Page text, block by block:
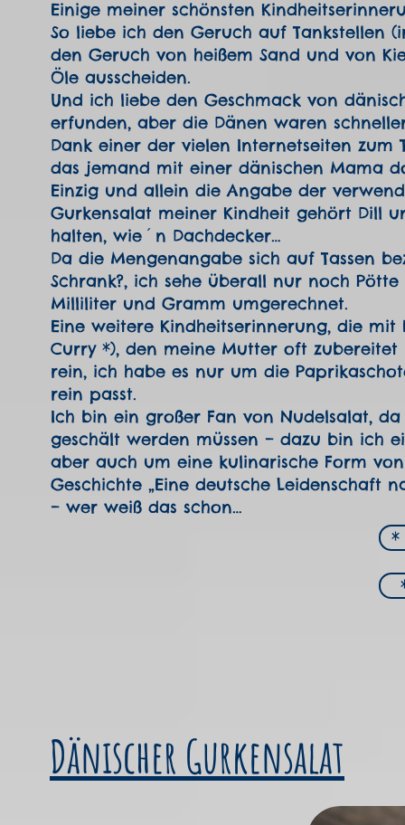
Einige meiner schönsten
So liebe ich den Geruch auf Tankstellen
den Geruch von heißem Sand und von
Öle ausscheiden.
Und ich liebe den Geschmack von
erfunden, aber die Dänen waren
Dank einer der vielen Internetseiten zum
das jemand mit einer dänischen Mama
Einzig und allein die Angabe der
Gurkensalat meiner Kindheit gehört Dill
halten, wie´n Dachdecker…
Da die Mengenangabe sich auf Tassen
Schrank?, ich sehe überall nur noch
Milliliter und Gramm umgerechnet.
Eine weitere Kindheitserinnerung, die
Curry *), den meine Mutter oft
rein, ich habe es nur um die
rein passt.
Ich bin ein großer Fan von Nudelsalat,
geschält werden müssen – dazu bin ich
aber auch um eine kulinarische Form
Geschichte „Eine deutsche Leidenschaft
– wer weiß das schon…
*
Dänischer Gurkensalat